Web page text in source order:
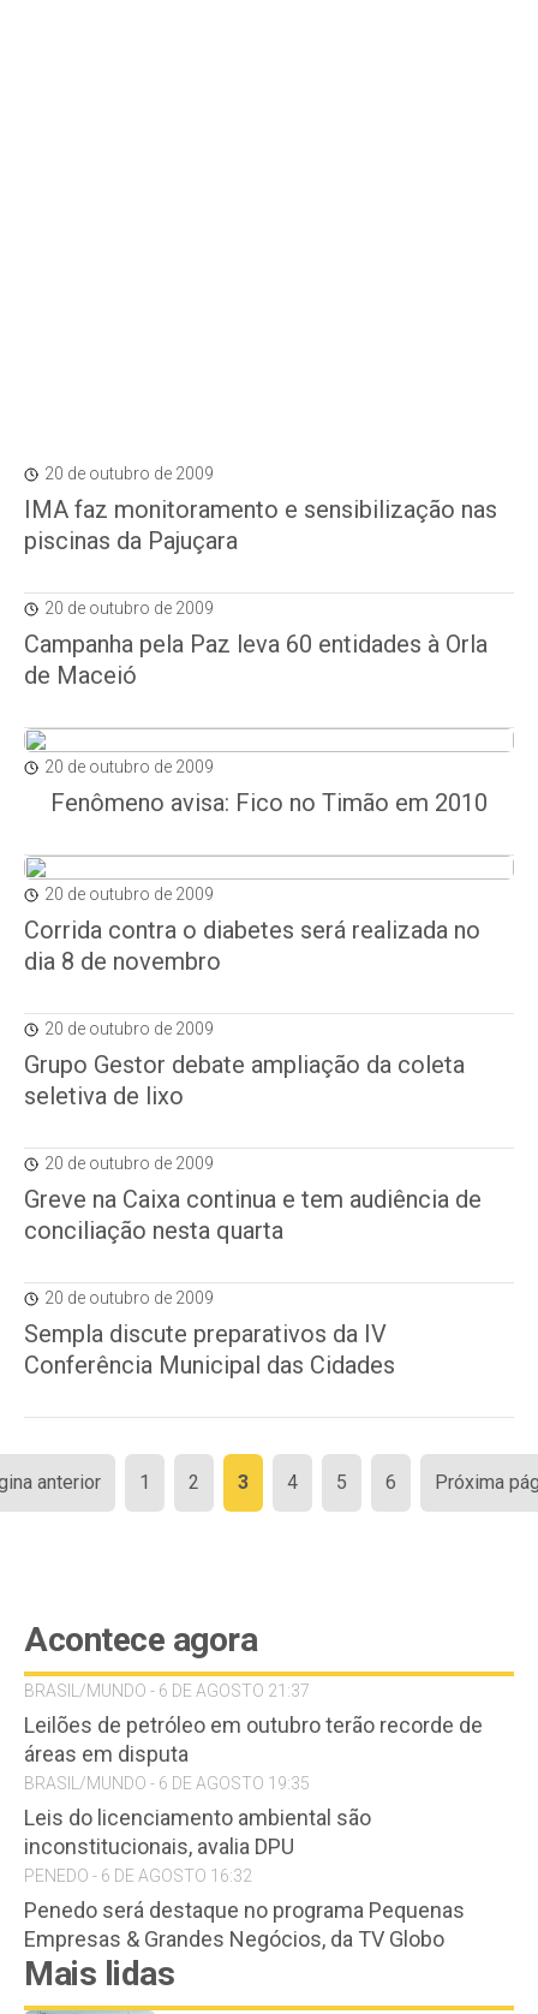
20 de outubro de 2009
IMA faz monitoramento e sensibilização nas
piscinas da Pajuçara
20 de outubro de 2009
Campanha pela Paz leva 60 entidades à Orla
de Maceió
20 de outubro de 2009
Fenômeno avisa: Fico no Timão em 2010
20 de outubro de 2009
Corrida contra o diabetes será realizada no
dia 8 de novembro
20 de outubro de 2009
Grupo Gestor debate ampliação da coleta
seletiva de lixo
20 de outubro de 2009
Greve na Caixa continua e tem audiência de
conciliação nesta quarta
20 de outubro de 2009
Sempla discute preparativos da IV
Conferência Municipal das Cidades
Paginação
de
anterior 1 2 3 4 5 6 Próxima
Acontece agora
BRASIL/MUNDO - 6 DE AGOSTO 21:37
Leilões de petróleo em outubro terão recorde de
áreas em disputa
BRASIL/MUNDO - 6 DE AGOSTO 19:35
Leis do licenciamento ambiental são
inconstitucionais, avalia DPU
PENEDO - 6 DE AGOSTO 16:32
Penedo será destaque no programa Pequenas
Empresas & Grandes Negócios, da TV Globo
Mais lidas